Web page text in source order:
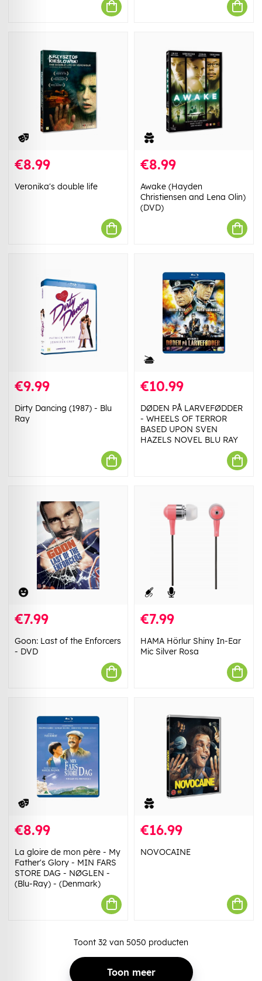
€8.99
Veronika's double life
€8.99
Awake (Hayden
Christiensen and Lena Olin)
(DVD)
€9.99
Dirty Dancing (1987) - Blu
Ray
€10.99
DØDEN PÅ LARVEFØDDER
- WHEELS OF TERROR
BASED UPON SVEN
HAZELS NOVEL BLU RAY
€7.99
Goon: Last of the Enforcers
- DVD
€7.99
HAMA Hörlur Shiny In-Ear
Mic Silver Rosa
€8.99
La gloire de mon père - My
Father's Glory - MIN FARS
STORE DAG - NØGLEN -
(Blu-Ray) - (Denmark)
€16.99
NOVOCAINE
Toont 32 van 5050 producten
Toon meer